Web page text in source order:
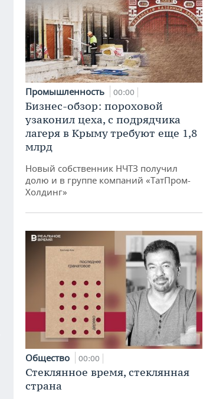
Промышленность 00:00
Бизнес-обзор: пороховой
узаконил цеха, с подрядчика
лагеря в Крыму требуют еще 1,8
млрд
Новый собственник НЧТЗ получил
долю и в группе компаний «ТатПром-
Холдинг»
Общество 00:00
Стеклянное время, стеклянная
страна